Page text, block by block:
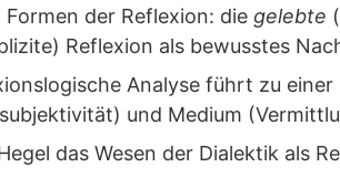
der Reflexion: die gelebte
Reflexion als bewusstes
Analyse führt zu
und Medium
das Wesen der Dialektik als